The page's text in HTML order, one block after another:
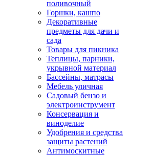
поливочный
Горшки, кашпо
Декоративные
предметы для дачи и
сада
Товары для пикника
Теплицы, парники,
укрывной материал
Бассейны, матрасы
Мебель уличная
Садовый бензо и
электроинструмент
Консервация и
виноделие
Удобрения и средства
защиты растений
Антимоскитные